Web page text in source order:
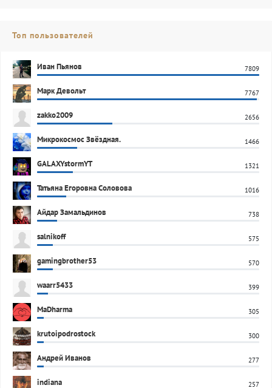
Топ пользователей
Иван Пьянов 7809
Марк Девольт 7767
zakko2009 2656
Микрокосмос Звёздная. 1466
GALAXYstormYT 1321
Татьяна Егоровна Соловова 1016
Айдар Замальдинов 738
salnikoff 575
gamingbrother53 570
waarr5433 399
MaDharma 305
krutoipodrostock 300
Андрей Иванов 277
indiana 257